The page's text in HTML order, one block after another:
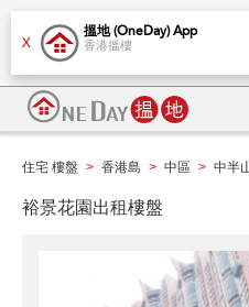
X
搵地 (OneDay) App
香港搵樓
住宅 樓盤 > 香港島 > 中區 > 中半
裕景花園出租樓盤